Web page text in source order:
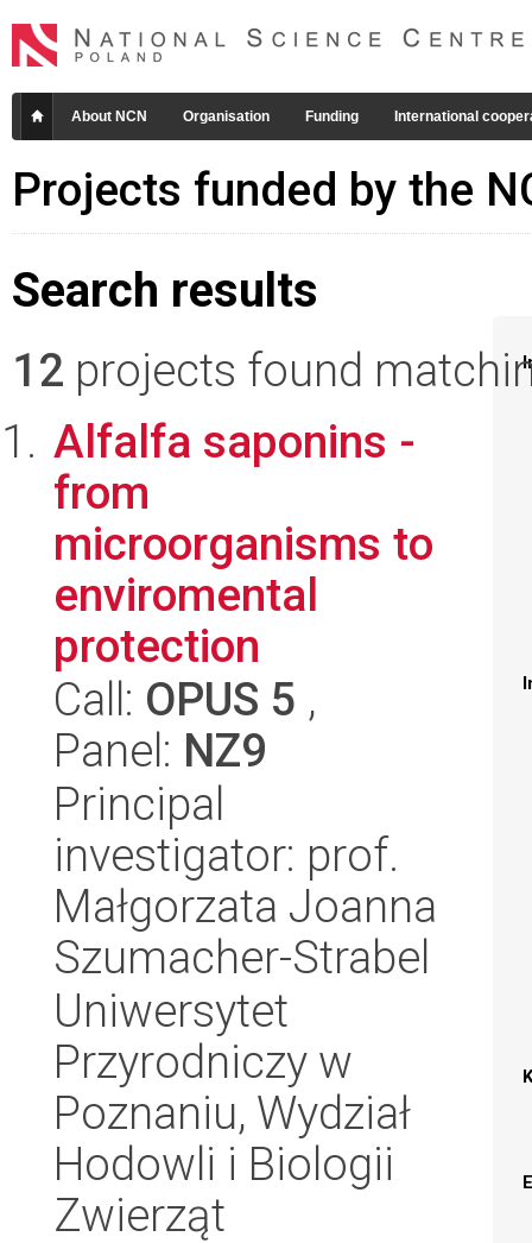
About NCN Organisation Funding International
Projects funded by the
Search results
12 projects found
Alfalfa saponins -
from
microorganisms to
enviromental
protection
Call: OPUS 5 ,
Panel: NZ9
Principal
investigator: prof.
Małgorzata Joanna
Szumacher-Strabel
Uniwersytet
Przyrodniczy w
Poznaniu, Wydział
Hodowli i Biologii
Zwierząt